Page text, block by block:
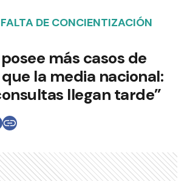
DE CONCIENTIZACIÓN
más casos de
la media nacional:
llegan tarde”